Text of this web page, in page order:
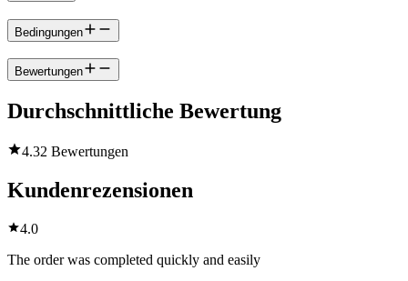
Bedingungen
Bewertungen
Durchschnittliche Bewertung
4.32 Bewertungen
Kundenrezensionen
4.0
The order was completed quickly and easily